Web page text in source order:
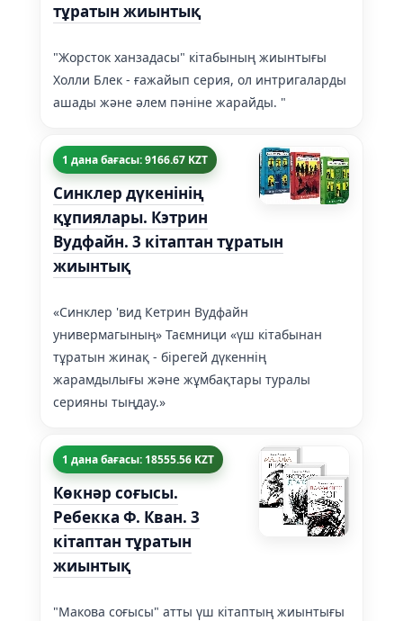
тұратын жиынтық
"Жорсток ханзадасы" кітабының жиынтығы
Холли Блек - ғажайып серия, ол интригаларды
ашады және әлем пәніне жарайды. "
1 дана бағасы: 9166.67 KZT
Синклер дүкенінің
құпиялары. Кэтрин
Вудфайн. 3 кітаптан тұратын
жиынтық
«Синклер 'вид Кетрин Вудфайн
универмагының» Таємници «үш кітабынан
тұратын жинақ - бірегей дүкеннің
жарамдылығы және жұмбақтары туралы
серияны тыңдау.»
1 дана бағасы: 18555.56 KZT
Көкнәр соғысы.
Ребекка Ф. Кван. 3
кітаптан тұратын
жиынтық
"Макова соғысы" атты үш кітаптың жиынтығы